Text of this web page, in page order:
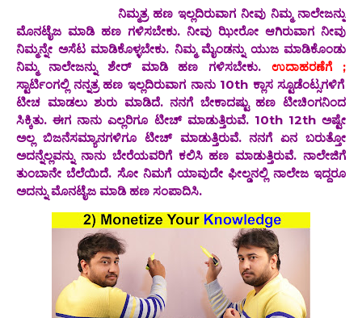
ನಿಮ್ಮತ್ರ ಹಣ ಇಲ್ಲದಿರುವಾಗ ನೀವು ನಿಮ್ಮ ನಾಲೇಜನ್ನು
ಮೊನಟೈಜ ಮಾಡಿ ಹಣ ಗಳಿಸಬೇಕು‌. ನೀವು ಝೀರೋ ಆಗಿರುವಾಗ ನೀವು
ನಿಮ್ಮನ್ನೇ ಅಸೆಟ ಮಾಡಿಕೊಳ್ಳಬೇಕು. ನಿಮ್ಮ ಮೈಂಡನ್ನು ಯುಜ ಮಾಡಿಕೊಂಡು
ನಿಮ್ಮ ನಾಲೇಜನ್ನು ಶೇರ್ ಮಾಡಿ ಹಣ ಗಳಿಸಬೇಕು.ಉದಾಹರಣೆಗೆ ;
ಸ್ಟಾರ್ಟಿಂಗಲ್ಲಿ ನನ್ನತ್ರ ಹಣ ಇಲ್ಲದಿರುವಾಗ ನಾನು 10th ಕ್ಲಾಸ ಸ್ಟೂಡೆಂಟ್ಸಗಳಿಗೆ
ಟೀಚ ಮಾಡಲು ಶುರು ಮಾಡಿದೆ. ನನಗೆ ಬೇಕಾದಷ್ಟು ಹಣ ಟೀಚಿಂಗನಿಂದ
ಸಿಕ್ಕಿತು‌‌. ಈಗ ನಾನು ಎಲ್ಲರಿಗೂ ಟೀಚ್ ಮಾಡುತ್ತಿರುವೆ. 10th 12th ಅಷ್ಟೇ
ಅಲ್ಲ ಬಿಜನೆಸಮ್ಯಾನಗಳಿಗೂ ಟೀಚ್ ಮಾಡುತ್ತಿರುವೆ. ನನಗೆ ಏನ ಬರುತ್ತೋ
ಅದನ್ನೆಲ್ಲವನ್ನು ನಾನು ಬೇರೆಯವರಿಗೆ ಕಲಿಸಿ ಹಣ ಮಾಡುತ್ತಿರುವೆ‌. ನಾಲೇಜಿಗೆ
ತುಂಬಾನೇ ಬೆಲೆಯಿದೆ. ಸೋ ನಿಮಗೆ ಯಾವುದೇ ಫೀಲ್ಡನಲ್ಲಿ ನಾಲೇಜ ಇದ್ದರೂ
ಅದನ್ನು ಮೊನಟೈಜ ಮಾಡಿ ಹಣ ಸಂಪಾದಿಸಿ‌.